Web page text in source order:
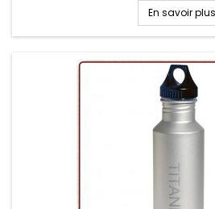
En savoir plus